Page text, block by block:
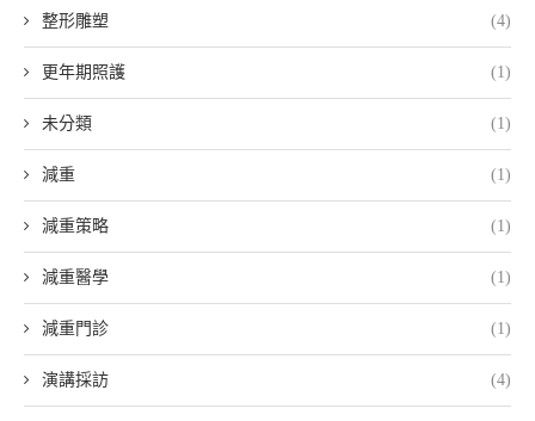
整形雕塑 (4)
更年期照護 (1)
未分類 (1)
減重 (1)
減重策略 (1)
減重醫學 (1)
減重門診 (1)
演講採訪 (4)